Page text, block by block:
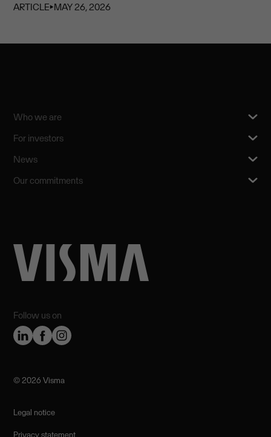
ARTICLE⏵MAY 26, 2026
Follow us on
Who we are
For investors
News
Our commitments
©️ 2026 Visma
Legal notice
Privacy statement